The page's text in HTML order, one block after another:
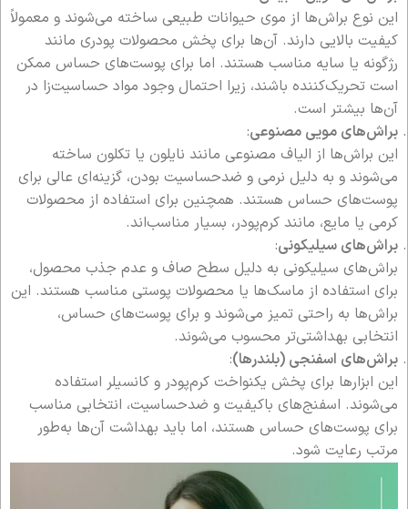
این نوع براش‌ها از موی حیوانات طبیعی ساخته می‌شوند و معمولاً
کیفیت بالایی دارند. آن‌ها برای پخش محصولات پودری مانند
رژگونه یا سایه مناسب هستند. اما برای پوست‌های حساس ممکن
است تحریک‌کننده باشند، زیرا احتمال وجود مواد حساسیت‌زا در
آن‌ها بیشتر است.
براش‌های مویی مصنوعی:
این براش‌ها از الیاف مصنوعی مانند نایلون یا تکلون ساخته
می‌شوند و به دلیل نرمی و ضدحساسیت بودن، گزینه‌ای عالی برای
پوست‌های حساس هستند. همچنین برای استفاده از محصولات
کرمی یا مایع، مانند کرم‌پودر، بسیار مناسب‌اند.
براش‌های سیلیکونی:
براش‌های سیلیکونی به دلیل سطح صاف و عدم جذب محصول،
برای استفاده از ماسک‌ها یا محصولات پوستی مناسب هستند. این
براش‌ها به راحتی تمیز می‌شوند و برای پوست‌های حساس،
انتخابی بهداشتی‌تر محسوب می‌شوند.
براش‌های اسفنجی (بلندرها):
این ابزارها برای پخش یکنواخت کرم‌پودر و کانسیلر استفاده
می‌شوند. اسفنج‌های باکیفیت و ضدحساسیت، انتخابی مناسب
برای پوست‌های حساس هستند، اما باید بهداشت آن‌ها به‌طور
مرتب رعایت شود.